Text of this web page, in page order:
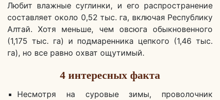
Любит влажные суглинки, и его распространение
составляет около 0,52 тыс. га, включая Республику
Алтай. Хотя меньше, чем овсюга обыкновенного
(1,175 тыс. га) и подмаренника цепкого (1,46 тыс.
га), но все равно охват ощутимый.
4 интересных факта
Несмотря на суровые зимы, проволочник